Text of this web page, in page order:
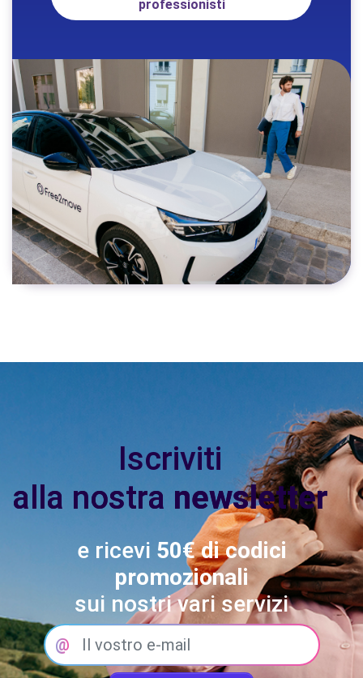
professionisti
Iscriviti
alla nostra newsletter
e ricevi 50€ di codici
promozionali
sui nostri vari servizi
@